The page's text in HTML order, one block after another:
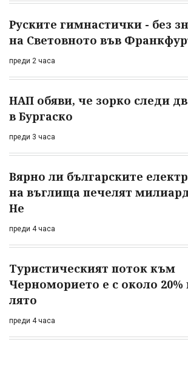
Руските гимнастички - без
на Световното във
преди 2 часа
НАП обяви, че зорко следи
в Бургаско
преди 3 часа
Вярно ли българските
на въглища печелят
Не
преди 4 часа
Туристическият поток към
Черноморието е с около 20%
лято
преди 4 часа